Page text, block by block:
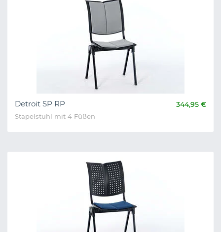
Detroit SP RP 344,95 €
Stapelstuhl mit 4 Füßen